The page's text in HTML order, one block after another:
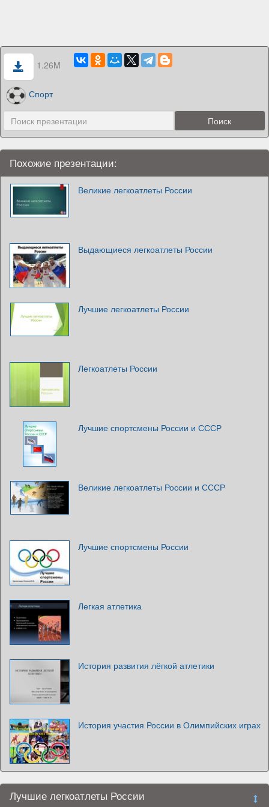
1.26M
Спорт
Похожие презентации:
Великие легкоатлеты России
Выдающиеся легкоатлеты России
Лучшие легкоатлеты России
Легкоатлеты России
Лучшие спортсмены России и СССР
Великие легкоатлеты России и СССР
Лучшие спортсмены России
Легкая атлетика
История развития лёгкой атлетики
История участия России в Олимпийских играх
Лучшие легкоатлеты России